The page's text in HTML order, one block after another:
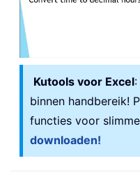
Kutools voor Excel
binnen handbereik!
functies voor
downloaden!